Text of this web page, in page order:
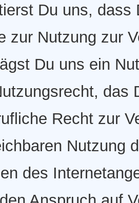
Du uns,
zur Nutzung zur
Du uns ein
das
Recht zur
Nutzung
des